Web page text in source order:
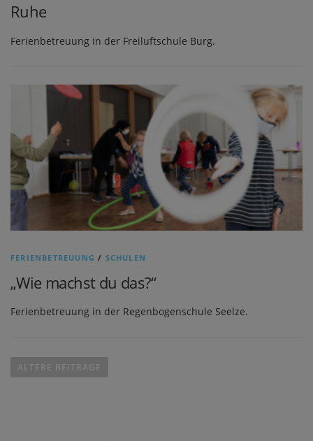
Ruhe
Ferienbetreuung in der Freiluftschule Burg.
FERIENBETREUUNG / SCHULEN
„Wie machst du das?“
Ferienbetreuung in der Regenbogenschule Seelze.
e
i
ÄLTERE BEITRÄGE